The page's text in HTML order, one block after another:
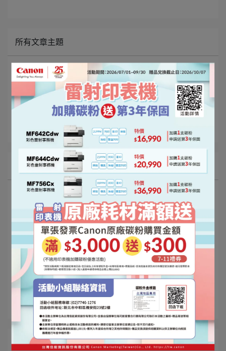
所有文章主題
最新消息
[CANON]促銷活動
[BROTHER]促銷活動
公司政策
文章分類
促銷活動 最新消息 印表機
碳粉
Canon 2025 Q2 印表機/耗材促銷活動
Canon 2025 Q3印表機/耗材促銷活動
Canon 2025 Q4 印表機/耗材促銷活動
Canon 2026 Q1印表機/耗材促銷活動
Canon 2026 Q2印表機/耗材促銷活動
Canon 2026 Q3印表機/耗材促銷活動
最新消息